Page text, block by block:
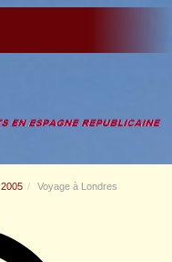
2005 Voyage à Londres